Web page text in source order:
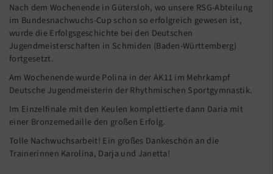
Nach dem Wochenende in Gütersloh, wo unsere RSG-Abteilung
im Bundesnachwuchs-Cup schon so erfolgreich gewesen ist,
wurde die Erfolgsgeschichte bei den Deutschen
Jugendmeisterschaften in Schmiden (Baden-Württemberg)
fortgesetzt.
Am Wochenende wurde Polina in der AK11 im Mehrkampf
Deutsche Jugendmeisterin der Rhythmischen Sportgymnastik.
Im Einzelfinale mit den Keulen komplettierte dann Daria mit
einer Bronzemedaille den großen Erfolg.
Tolle Nachwuchsarbeit! Ein großes Dankeschön an die
Trainerinnen Karolina, Darja und Janetta!